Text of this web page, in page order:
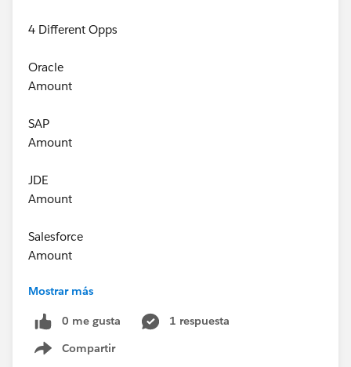
4 Different Opps
Oracle
Amount
SAP
Amount
JDE
Amount
Salesforce
Amount
Grand Total Amount
Account Level
Mostrar más
0 me gusta
1 respuesta
Compartir
Show menu